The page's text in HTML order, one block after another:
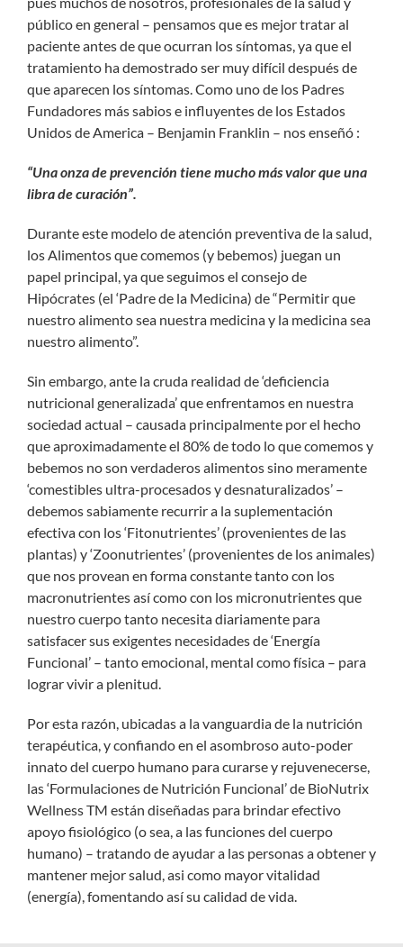
público en general – pensamos que es mejor tratar al
paciente antes de que ocurran los síntomas, ya que el
tratamiento ha demostrado ser muy difícil después de
que aparecen los síntomas. Como uno de los Padres
Fundadores más sabios e influyentes de los Estados
Unidos de America – Benjamin Franklin – nos enseñó :
“Una onza de prevención tiene mucho más valor que una
libra de curación”.
Durante este modelo de atención preventiva de la salud,
los Alimentos que comemos (y bebemos) juegan un
papel principal, ya que seguimos el consejo de
Hipócrates (el ‘Padre de la Medicina) de “Permitir que
nuestro alimento sea nuestra medicina y la medicina sea
nuestro alimento”.
Sin embargo, ante la cruda realidad de ‘deficiencia
nutricional generalizada’ que enfrentamos en nuestra
sociedad actual – causada principalmente por el hecho
que aproximadamente el 80% de todo lo que comemos y
bebemos no son verdaderos alimentos sino meramente
‘comestibles ultra-procesados y desnaturalizados’ –
debemos sabiamente recurrir a la suplementación
efectiva con los ‘Fitonutrientes’ (provenientes de las
plantas) y ‘Zoonutrientes’ (provenientes de los animales)
que nos provean en forma constante tanto con los
macronutrientes así como con los micronutrientes que
nuestro cuerpo tanto necesita diariamente para
satisfacer sus exigentes necesidades de ‘Energía
Funcional’ – tanto emocional, mental como física – para
lograr vivir a plenitud.
Por esta razón, ubicadas a la vanguardia de la nutrición
terapéutica, y confiando en el asombroso auto-poder
innato del cuerpo humano para curarse y rejuvenecerse,
las ‘Formulaciones de Nutrición Funcional’ de BioNutrix
Wellness TM están diseñadas para brindar efectivo
apoyo fisiológico (o sea, a las funciones del cuerpo
humano) – tratando de ayudar a las personas a obtener y
mantener mejor salud, asi como mayor vitalidad
(energía), fomentando así su calidad de vida.